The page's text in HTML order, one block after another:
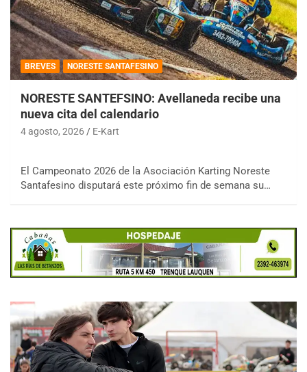
BREVES NORESTE SANTAFESINO
NORESTE SANTEFSINO: Avellaneda recibe una
nueva cita del calendario
4 agosto, 2026 E-Kart
El Campeonato 2026 de la Asociación Karting Noreste
Santafesino disputará este próximo fin de semana su…